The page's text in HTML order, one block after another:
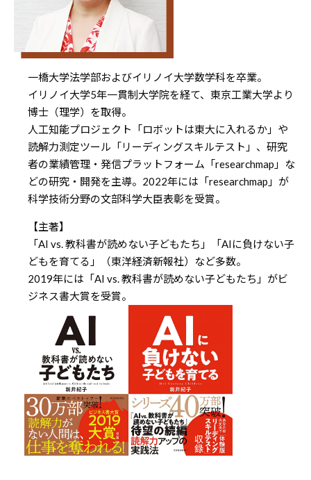
一橋大学法学部およびイリノイ大学数学科を卒業。
イリノイ大学5年一貫制大学院を経て、東京工業大学より
博士（理学）を取得。
人工知能プロジェクト「ロボットは東大に入れるか」や
読解力測定ツール「リーディングスキルテスト」、研究
者の業績管理・発信プラットフォーム「researchmap」な
どの研究・開発を主導。2022年には「researchmap」が
科学技術分野の文部科学大臣表彰を受賞。
【主著】
「AI vs. 教科書が読めない子どもたち」「AIに負けない子
どもを育てる」（東洋経済新報社）など多数。
2019年には「AI vs. 教科書が読めない子どもたち」がビ
ジネス書大賞を受賞。